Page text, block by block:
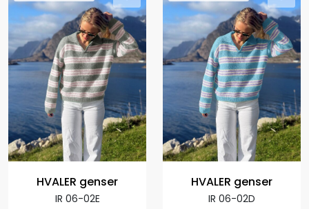
HVALER genser
IR 06-02E
HVALER genser
IR 06-02D